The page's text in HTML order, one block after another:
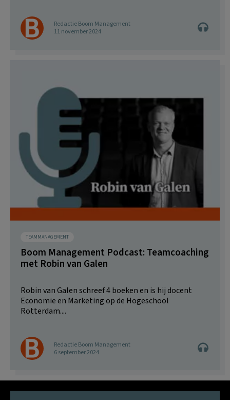
Redactie Boom Management
11 november 2024
TEAMMANAGEMENT
Boom Management Podcast: Teamcoaching
met Robin van Galen
Robin van Galen schreef 4 boeken en is hij docent
Economie en Marketing op de Hogeschool
Rotterdam....
Redactie Boom Management
6 september 2024